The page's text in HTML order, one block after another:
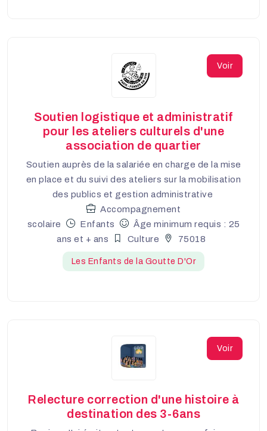
Voir
Soutien logistique et administratif
pour les ateliers culturels d'une
association de quartier
Soutien auprès de la salariée en charge de la mise
en place et du suivi des ateliers sur la mobilisation
des publics et gestion administrative
Accompagnement
scolaire
Enfants
Âge minimum requis : 25
ans et + ans
Culture 75018
Les Enfants de la Goutte D'Or
Voir
Relecture correction d'une histoire à
destination des 3-6ans